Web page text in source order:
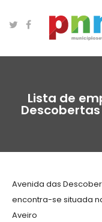
Lista de
Avenida das
encontra-se situada
Aveiro